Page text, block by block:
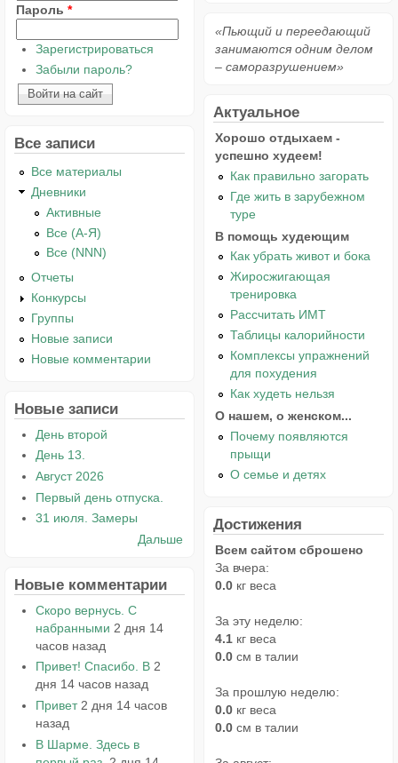
Пароль *
Зарегистрироваться
Забыли пароль?
Все записи
Все материалы
Дневники
Активные
Все (А-Я)
Все (NNN)
Отчеты
Конкурсы
Группы
Новые записи
Новые комментарии
Новые записи
День второй
День 13.
Август 2026
Первый день отпуска.
31 июля. Замеры
Дальше
Новые комментарии
Скоро вернусь. С
набранными 2 дня 14
часов назад
Привет! Спасибо. В 2
дня 14 часов назад
Привет 2 дня 14 часов
назад
В Шарме. Здесь в
«Пьющий и переедающий
занимаются одним делом
– саморазрушением»
Актуальное
Хорошо отдыхаем -
успешно худеем!
Как правильно загорать
Где жить в зарубежном
туре
В помощь худеющим
Как убрать живот и бока
Жиросжигающая
тренировка
Рассчитать ИМТ
Таблицы калорийности
Комплексы упражнений
для похудения
Как худеть нельзя
О нашем, о женском...
Почему появляются
прыщи
О семье и детях
Достижения
Всем сайтом сброшено
За вчера:
0.0 кг веса
За эту неделю:
4.1 кг веса
0.0 см в талии
За прошлую неделю:
0.0 кг веса
0.0 см в талии